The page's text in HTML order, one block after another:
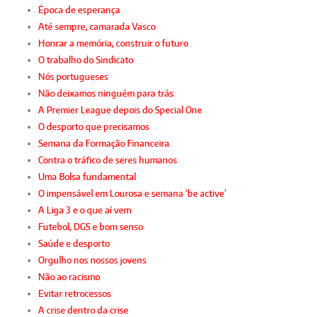
Época de esperança
Até sempre, camarada Vasco
Honrar a memória, construir o futuro
O trabalho do Sindicato
Nós portugueses
Não deixamos ninguém para trás
A Premier League depois do Special One
O desporto que precisamos
Semana da Formação Financeira
Contra o tráfico de seres humanos
Uma Bolsa fundamental
O impensável em Lourosa e semana ‘be active’
A Liga 3 e o que aí vem
Futebol, DGS e bom senso
Saúde e desporto
Orgulho nos nossos jovens
Não ao racismo
Evitar retrocessos
A crise dentro da crise